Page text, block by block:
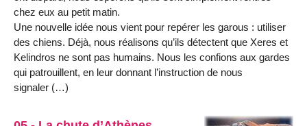
chez eux au petit matin.
Une nouvelle idée nous vient pour repérer les garous : utiliser
des chiens. Déjà, nous réalisons qu’ils détectent que Xeres et
Kelindros ne sont pas humains. Nous les confions aux gardes
qui patrouillent, en leur donnant l’instruction de nous
signaler (…)